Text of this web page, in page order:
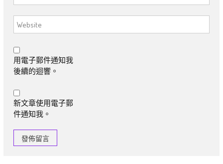
用電子郵件通知我
後續的迴響。
新文章使用電子郵
件通知我。